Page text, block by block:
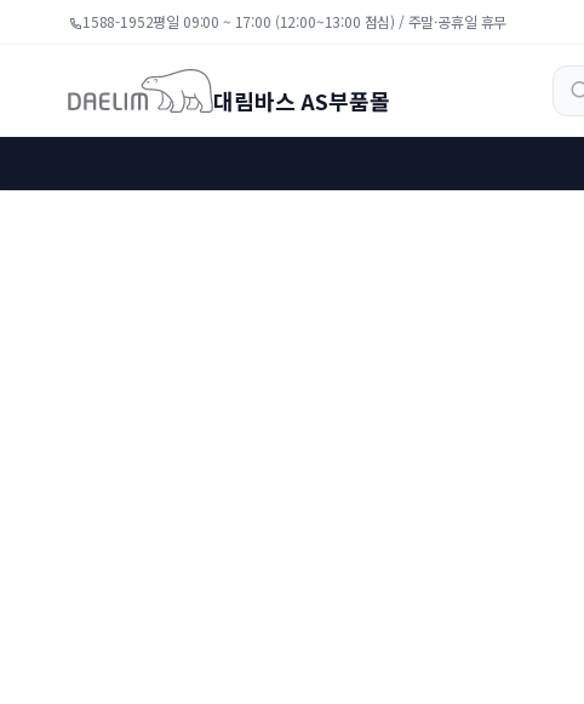
1588-1952평일 09:00 ~ 17:00 (12:00~13:00 점심) / 주말·공휴일 휴무
대림바스 AS부품몰